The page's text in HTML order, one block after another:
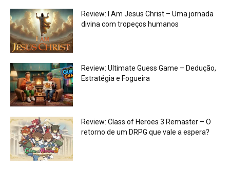
Review: I Am Jesus Christ – Uma jornada
divina com tropeços humanos
Review: Ultimate Guess Game – Dedução,
Estratégia e Fogueira
Review: Class of Heroes 3 Remaster – O
retorno de um DRPG que vale a espera?